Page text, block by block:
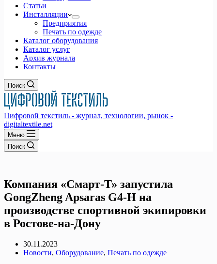
Статьи
Инсталляции
Предприятия
Печать по одежде
Каталог оборудования
Каталог услуг
Архив журнала
Контакты
Поиск
Цифровой текстиль - журнал, технологии, рынок -
digitaltextile.net
Меню
Поиск
Компания «Смарт-Т» запустила
GongZheng Apsaras G4-H на
производстве спортивной экипировки
в Ростове-на-Дону
30.11.2023
Новости, Оборудование, Печать по одежде